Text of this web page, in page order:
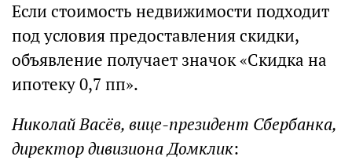
Если стоимость недвижимости подходит
под условия предоставления скидки,
объявление получает значок «Скидка на
ипотеку 0,7 пп».
Николай Васёв, вице-президент Сбербанка,
директор дивизиона Домклик: